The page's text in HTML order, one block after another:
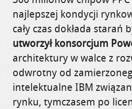
najlepszej kondycji
cały czas dokłada
utworzył konsorcjum
architektury w walce z
odwrotny od
intelektualne IBM
rynku, tymczasem po